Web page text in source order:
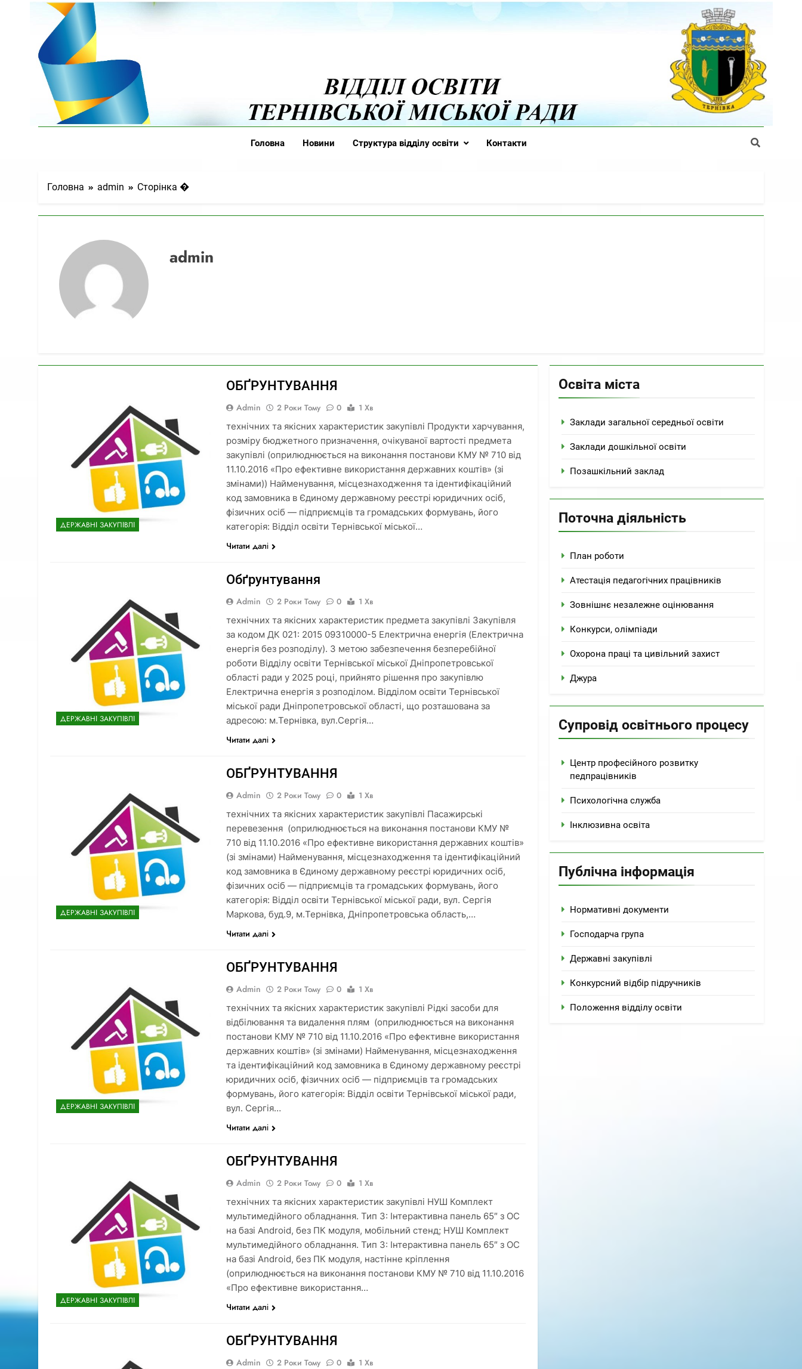
Відділ Освіти Тернівської Міської Ради
Головна Новини Структура відділу освіти Контакти
Головна admin Сторінка �
admin
ДЕРЖАВНІ ЗАКУПІВЛІ
ОБҐРУНТУВАННЯ
Admin 2 Роки Тому 0
1 Хв
технічних та якісних характеристик закупівлі Продукти харчування,
розміру бюджетного призначення, очікуваної вартості предмета
закупівлі (оприлюднюється на виконання постанови КМУ № 710 від
11.10.2016 «Про ефективне використання державних коштів» (зі
змінами)) Найменування, місцезнаходження та ідентифікаційний
код замовника в Єдиному державному реєстрі юридичних осіб,
фізичних осіб — підприємців та громадських формувань, його
категорія: Відділ освіти Тернівської міської…
Читати далі
ДЕРЖАВНІ ЗАКУПІВЛІ
Обґрунтування
Admin 2 Роки Тому 0
1 Хв
технічних та якісних характеристик предмета закупівлі Закупівля
за кодом ДК 021: 2015 09310000-5 Електрична енергія (Електрична
енергія без розподілу). З метою забезпечення безперебійної
роботи Відділу освіти Тернівської міської Дніпропетровської
області ради у 2025 році, прийнято рішення про закупівлю
Електрична енергія з розподілом. Відділом освіти Тернівської
міської ради Дніпропетровської області, що розташована за
адресою: м.Тернівка, вул.Сергія…
Читати далі
ДЕРЖАВНІ ЗАКУПІВЛІ
ОБҐРУНТУВАННЯ
Admin 2 Роки Тому 0
1 Хв
технічних та якісних характеристик закупівлі Пасажирські
перевезення (оприлюднюється на виконання постанови КМУ №
710 від 11.10.2016 «Про ефективне використання державних коштів»
(зі змінами) Найменування, місцезнаходження та ідентифікаційний
код замовника в Єдиному державному реєстрі юридичних осіб,
фізичних осіб — підприємців та громадських формувань, його
категорія: Відділ освіти Тернівської міської ради, вул. Сергія
Маркова, буд.9, м.Тернівка, Дніпропетровська область,…
Читати далі
ДЕРЖАВНІ ЗАКУПІВЛІ
ОБҐРУНТУВАННЯ
Admin 2 Роки Тому 0
1 Хв
технічних та якісних характеристик закупівлі Рідкі засоби для
відбілювання та видалення плям (оприлюднюється на виконання
постанови КМУ № 710 від 11.10.2016 «Про ефективне використання
державних коштів» (зі змінами) Найменування, місцезнаходження
та ідентифікаційний код замовника в Єдиному державному реєстрі
юридичних осіб, фізичних осіб — підприємців та громадських
формувань, його категорія: Відділ освіти Тернівської міської ради,
вул. Сергія…
Читати далі
ДЕРЖАВНІ ЗАКУПІВЛІ
ОБҐРУНТУВАННЯ
Admin 2 Роки Тому 0
1 Хв
технічних та якісних характеристик закупівлі НУШ Комплект
мультимедійного обладнання. Тип 3: Інтерактивна панель 65″ з ОС
на базі Android, без ПК модуля, мобільний стенд; НУШ Комплект
мультимедійного обладнання. Тип 3: Інтерактивна панель 65″ з ОС
на базі Android, без ПК модуля, настінне кріплення
(оприлюднюється на виконання постанови КМУ № 710 від 11.10.2016
«Про ефективне використання…
Читати далі
ОБҐРУНТУВАННЯ
Admin 2 Роки Тому 0
1 Хв
Освіта міста
Заклади загальної середньої освіти
Заклади дошкільної освіти
Позашкільний заклад
Поточна діяльність
План роботи
Атестація педагогічних працівників
Зовнішнє незалежне оцінювання
Конкурси, олімпіади
Охорона праці та цивільний захист
Джура
Супровід освітнього процесу
Центр професійного розвитку
педпрацівників
Психологічна служба
Інклюзивна освіта
Публічна інформація
Нормативні документи
Господарча група
Державні закупівлі
Конкурсний відбір підручників
Положення відділу освіти